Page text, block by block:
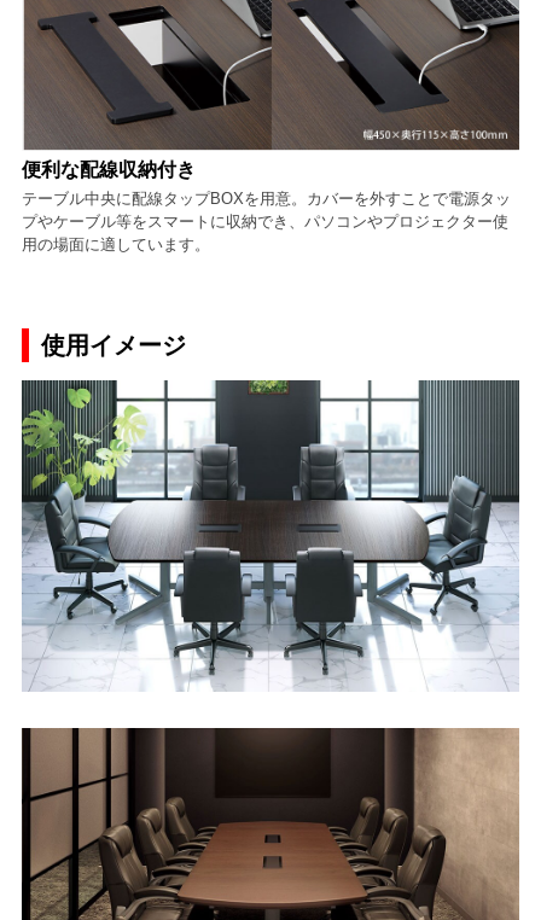
便利な配線収納付き
テーブル中央に配線タップBOXを用意。カバーを外すことで電源タッ
プやケーブル等をスマートに収納でき、パソコンやプロジェクター使
用の場面に適しています。
使用イメージ